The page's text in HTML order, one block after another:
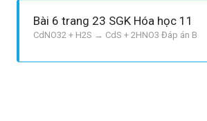
Bài 6 trang 23 SGK Hóa học 11
CdNO32 + H2S → CdS + 2HNO3 Đáp án B